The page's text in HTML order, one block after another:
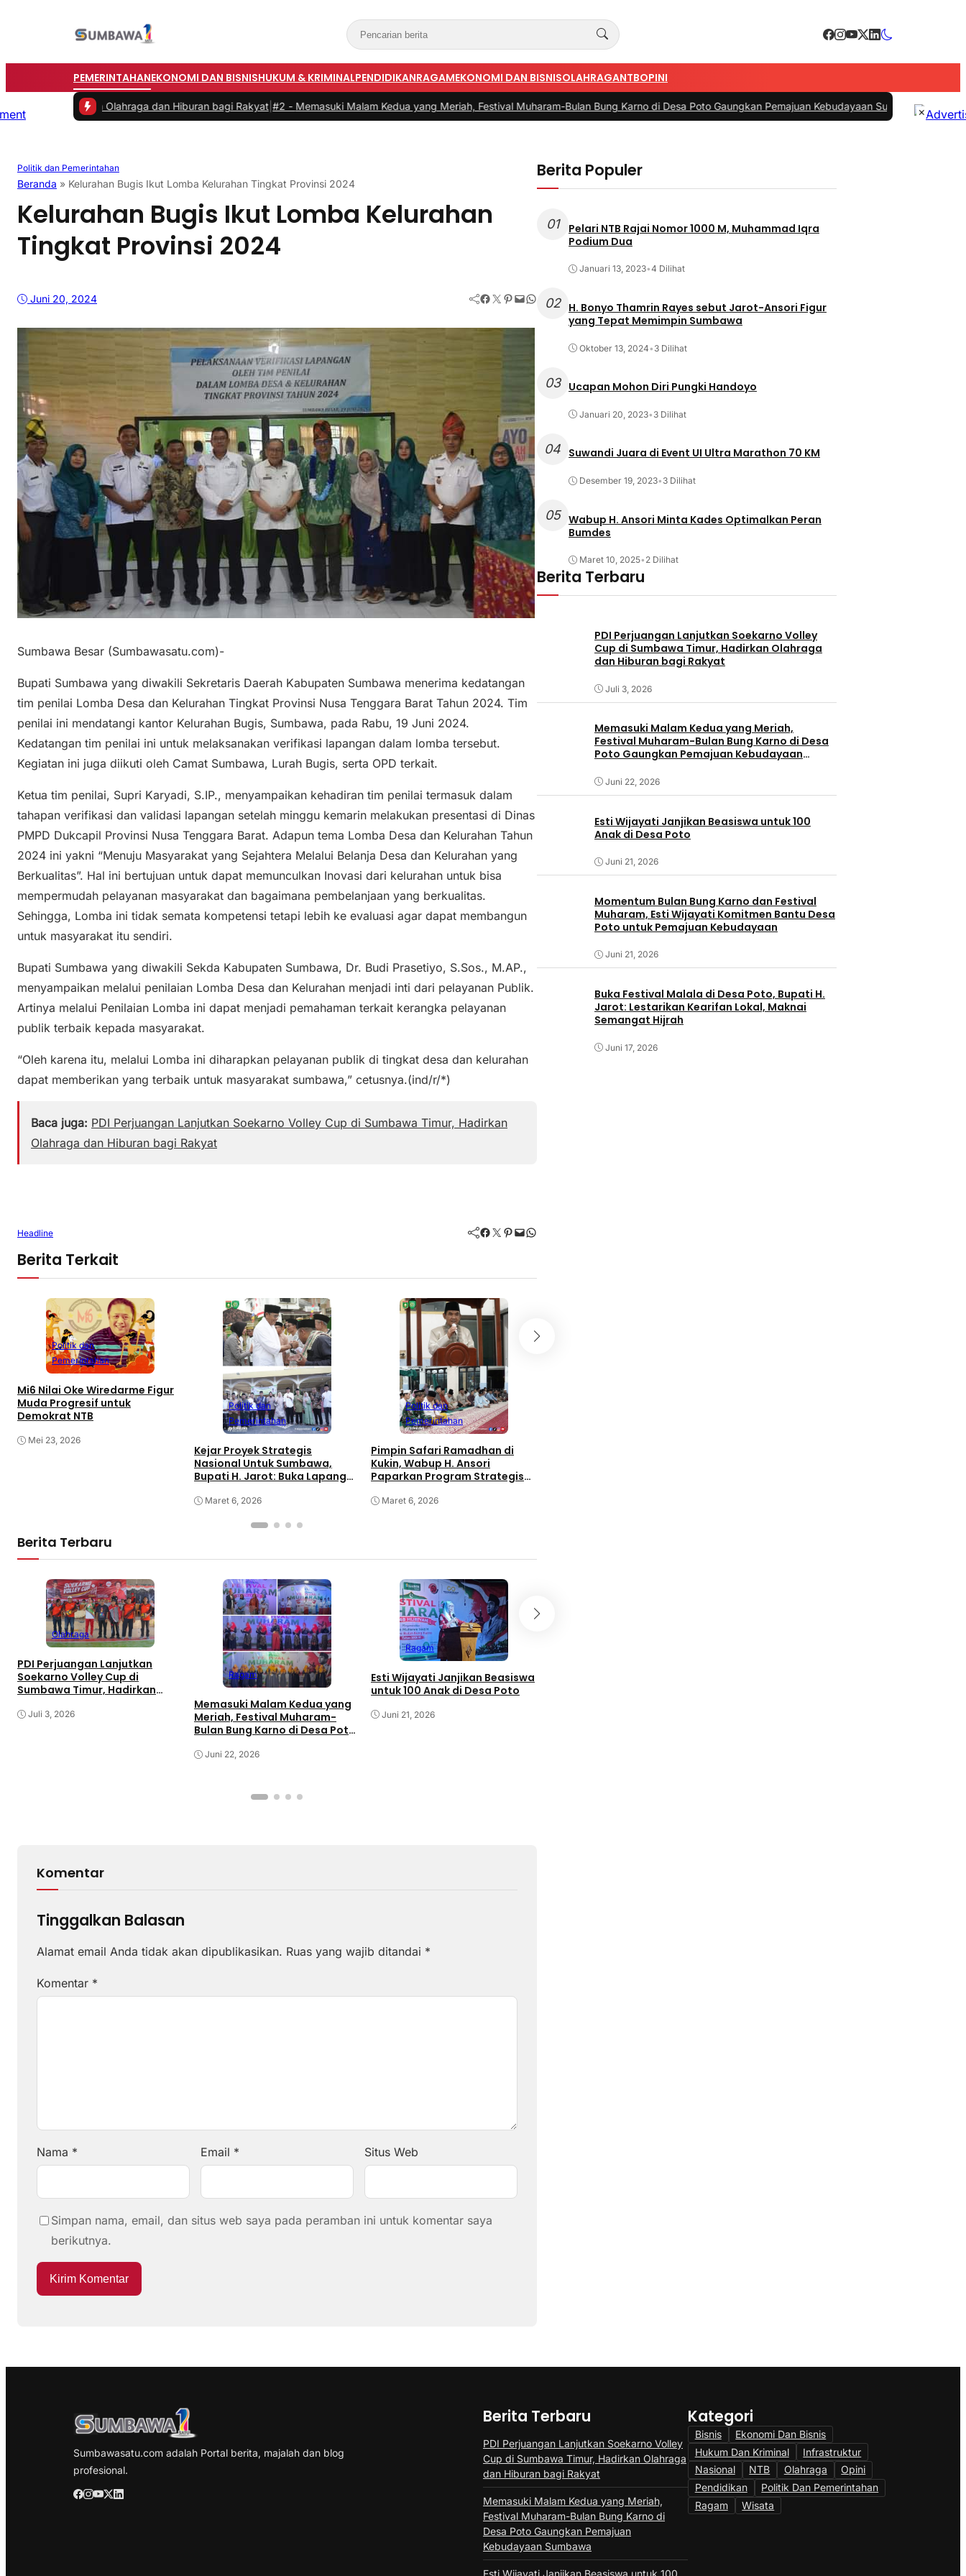
PEMERINTAHANEKONOMI DAN BISNISHUKUM & KRIMINALPENDIDIKANRAGAMEKONOMI DAN BISNISOLAHRAGANTBOPINI
Olahraga dan Hiburan bagi Rakyat |#2 -Memasuki Malam Kedua yang Meriah, Festival Muharam-Bulan Bung Karno di Desa Poto Gaungkan Pemajuan Kebudayaan Sumbawa|#3 - Esti Wijayati
Politik dan Pemerintahan
Beranda » Kelurahan Bugis Ikut Lomba Kelurahan Tingkat Provinsi 2024
Kelurahan Bugis Ikut Lomba Kelurahan
Tingkat Provinsi 2024
Juni 20, 2024 Facebook Twitter Pinterest Mail WhatsApp
Sumbawa Besar (Sumbawasatu.com)-
Bupati Sumbawa yang diwakili Sekretaris Daerah Kabupaten Sumbawa menerima kedatangan
tim penilai Lomba Desa dan Kelurahan Tingkat Provinsi Nusa Tenggara Barat Tahun 2024. Tim
penilai ini mendatangi kantor Kelurahan Bugis, Sumbawa, pada Rabu, 19 Juni 2024.
Kedatangan tim penilai ini untuk melaksanakan verifikasi lapangan dalam lomba tersebut.
Kegiatan ini juga diikuti oleh Camat Sumbawa, Lurah Bugis, serta OPD terkait.
Ketua tim penilai, Supri Karyadi, S.IP., menyampaikan kehadiran tim penilai termasuk dalam
tahapan verifikasi dan validasi lapangan setelah minggu kemarin melakukan presentasi di Dinas
PMPD Dukcapil Provinsi Nusa Tenggara Barat. Adapun tema Lomba Desa dan Kelurahan Tahun
2024 ini yakni “Menuju Masyarakat yang Sejahtera Melalui Belanja Desa dan Kelurahan yang
Berkualitas”. Hal ini bertujuan untuk dapat memunculkan Inovasi dari kelurahan untuk bisa
mempermudah pelayanan masyarakat dan bagaimana pembelanjaan yang berkualitas.
Sehingga, Lomba ini tidak semata kompetensi tetapi lebih ke evaluasi agar dapat membangun
untuk masyarakat itu sendiri.
Bupati Sumbawa yang diwakili Sekda Kabupaten Sumbawa, Dr. Budi Prasetiyo, S.Sos., M.AP.,
menyampaikan melalui penilaian Lomba Desa dan Kelurahan menjadi inti dari pelayanan Publik.
Artinya melalui Penilaian Lomba ini dapat menjadi pemahaman terkait kerangka pelayanan
publik terbaik kepada masyarakat.
“Oleh karena itu, melalui Lomba ini diharapkan pelayanan publik di tingkat desa dan kelurahan
dapat memberikan yang terbaik untuk masyarakat sumbawa,” cetusnya.(ind/r/*)
Baca juga: PDI Perjuangan Lanjutkan Soekarno Volley Cup di Sumbawa Timur, Hadirkan
Olahraga dan Hiburan bagi Rakyat
Headline Facebook Twitter Pinterest Mail WhatsApp
Berita Terkait
Politik dan
Pemerintahan
Mi6 Nilai Oke Wiredarme Figur
Muda Progresif untuk
Demokrat NTB
Mei 23, 2026
Politik dan
Pemerintahan
Kejar Proyek Strategis
Nasional Untuk Sumbawa,
Bupati H. Jarot: Buka Lapangan
Perekonomian
Maret 6, 2026
Politik dan
Pemerintahan
Pimpin Safari Ramadhan di
Kukin, Wabup H. Ansori
Paparkan Program Strategis
Maret 6, 2026
Berita Terbaru
Olahraga
PDI Perjuangan Lanjutkan
Soekarno Volley Cup di
Sumbawa Timur, Hadirkan
Rakyat
Juli 3, 2026
Ragam
Memasuki Malam Kedua yang
Meriah, Festival Muharam-
Bulan Bung Karno di Desa Poto
Kebudayaan Sumbawa
Juni 22, 2026
Ragam
Esti Wijayati Janjikan Beasiswa
untuk 100 Anak di Desa Poto
Juni 21, 2026
Komentar
Tinggalkan Balasan
Alamat email Anda tidak akan dipublikasikan. Ruas yang wajib ditandai *
Komentar *
Nama * Email * Situs Web
Simpan nama, email, dan situs web saya pada peramban ini untuk komentar saya
berikutnya.
Berita Populer
01
Pelari NTB Rajai Nomor 1000 M, Muhammad Iqra
Podium Dua
Januari 13, 2023•4 Dilihat
02
H. Bonyo Thamrin Rayes sebut Jarot-Ansori Figur
yang Tepat Memimpin Sumbawa
Oktober 13, 2024• 3 Dilihat
03 Ucapan Mohon Diri Pungki Handoyo
Januari 20, 2023• 3 Dilihat
04 Suwandi Juara di Event UI Ultra Marathon 70 KM
Desember 19, 2023• 3 Dilihat
05 Wabup H. Ansori Minta Kades Optimalkan Peran
Bumdes
Maret 10, 2025• 2 Dilihat
Berita Terbaru
PDI Perjuangan Lanjutkan Soekarno Volley
Cup di Sumbawa Timur, Hadirkan Olahraga
dan Hiburan bagi Rakyat
Juli 3, 2026
Memasuki Malam Kedua yang Meriah,
Festival Muharam-Bulan Bung Karno di Desa
Poto Gaungkan Pemajuan Kebudayaan
Juni 22, 2026
Esti Wijayati Janjikan Beasiswa untuk 100
Anak di Desa Poto
Juni 21, 2026
Momentum Bulan Bung Karno dan Festival
Muharam, Esti Wijayati Komitmen Bantu Desa
Poto untuk Pemajuan Kebudayaan
Juni 21, 2026
Buka Festival Malala di Desa Poto, Bupati H.
Jarot: Lestarikan Kearifan Lokal, Maknai
Semangat Hijrah
Juni 17, 2026
Sumbawasatu.com adalah Portal berita, majalah dan blog
profesional.
Berita Terbaru
PDI Perjuangan Lanjutkan Soekarno Volley
Cup di Sumbawa Timur, Hadirkan Olahraga
dan Hiburan bagi Rakyat
Memasuki Malam Kedua yang Meriah,
Festival Muharam-Bulan Bung Karno di
Desa Poto Gaungkan Pemajuan
Kebudayaan Sumbawa
Esti Wijayati Janjikan Beasiswa untuk 100
Kategori
Bisnis
Ekonomi Dan Bisnis
Hukum Dan Kriminal
Infrastruktur
Nasional
NTB Olahraga
Opini
Pendidikan
Politik Dan Pemerintahan
Ragam
Wisata
×